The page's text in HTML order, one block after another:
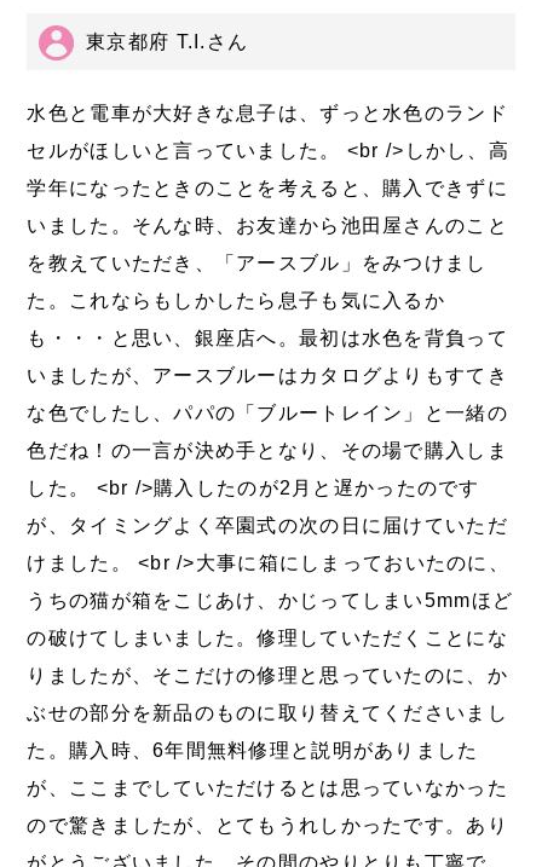
東京都府 T.I.さん
水色と電車が大好きな息子は、ずっと水色のランド
セルがほしいと言っていました。 <br />しかし、高
学年になったときのことを考えると、購入できずに
いました。そんな時、お友達から池田屋さんのこと
を教えていただき、「アースブル」をみつけまし
た。これならもしかしたら息子も気に入るか
も・・・と思い、銀座店へ。最初は水色を背負って
いましたが、アースブルーはカタログよりもすてき
な色でしたし、パパの「ブルートレイン」と一緒の
色だね！の一言が決め手となり、その場で購入しま
した。 <br />購入したのが2月と遅かったのです
が、タイミングよく卒園式の次の日に届けていただ
けました。 <br />大事に箱にしまっておいたのに、
うちの猫が箱をこじあけ、かじってしまい5mmほど
の破けてしまいました。修理していただくことにな
りましたが、そこだけの修理と思っていたのに、か
ぶせの部分を新品のものに取り替えてくださいまし
た。購入時、6年間無料修理と説明がありました
が、ここまでしていただけるとは思っていなかった
ので驚きましたが、とてもうれしかったです。あり